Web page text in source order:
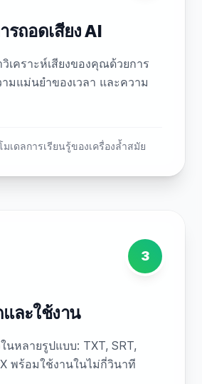
รถอดเสียง AI
เคราะห์เสียงของคุณด้วยการ
มแม่นยำของเวลา และความ
เดลการเรียนรู้ของเครื่องล้ำสมัย
3
ละใช้งาน
นหลายรูปแบบ: TXT, SRT,
พร้อมใช้งานในไม่กี่วินาที